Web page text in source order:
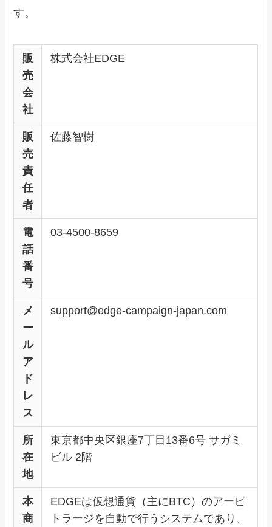
す。
販
売
会
社
株式会社EDGE
販
売
責
任
者
佐藤智樹
電
話
番
号
03‐4500‐8659
メ
ー
ル
ア
ド
レ
ス
support@edge-campaign-japan.com
所
在
地
東京都中央区銀座7丁目13番6号 サガミ
ビル 2階
本
商
EDGEは仮想通貨（主にBTC）のアービ
トラージを自動で行うシステムであり、